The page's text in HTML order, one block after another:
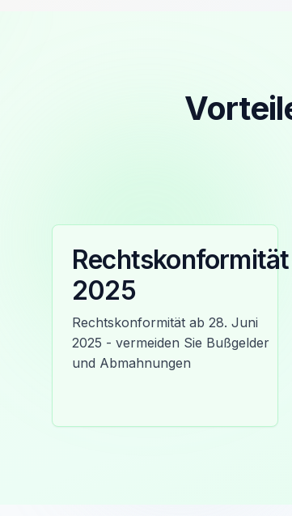
Rechtskonformität
2025
Rechtskonformität ab 28. Juni
2025 - vermeiden Sie Bußgelder
und Abmahnungen